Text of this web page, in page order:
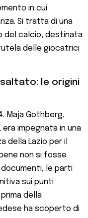
in cui
Si tratta di una
del calcio, destinata
delle giocatrici
le origini
Maja Gothberg,
impegnata in una
della Lazio per il
non si fosse
le parti
sui punti
della
ha scoperto di